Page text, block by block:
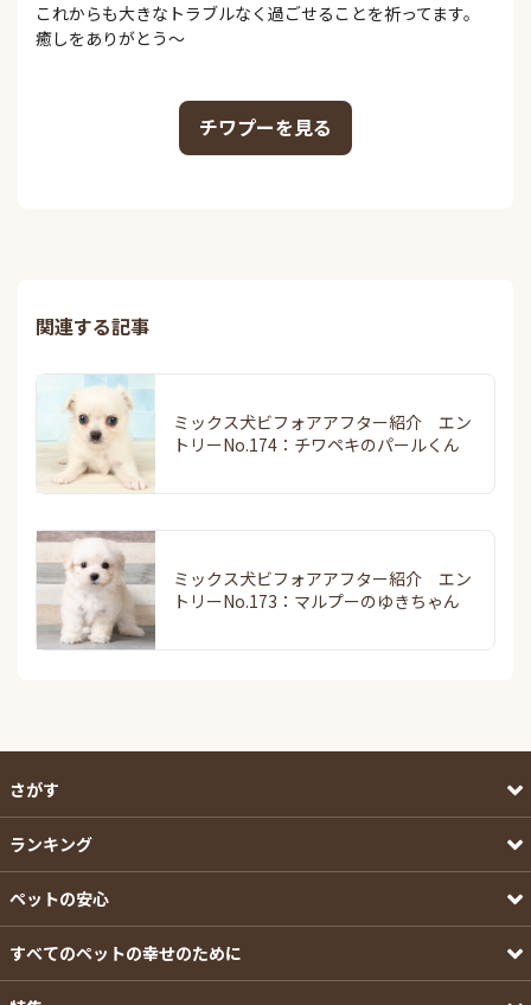
これからも大きなトラブルなく過ごせることを祈ってます。
癒しをありがとう～
チワプーを見る
関連する記事
ミックス犬ビフォアアフター紹介 エン
トリーNo.174：チワペキのパールくん
ミックス犬ビフォアアフター紹介 エン
トリーNo.173：マルプーのゆきちゃん
さがす
ランキング
ペットの安心
すべてのペットの幸せのために